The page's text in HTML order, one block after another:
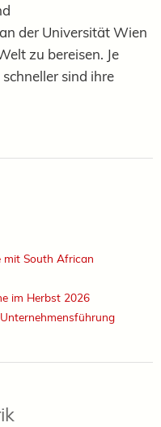
der Universität Wien
zu bereisen. Je
sind ihre
mit South African
im Herbst 2026